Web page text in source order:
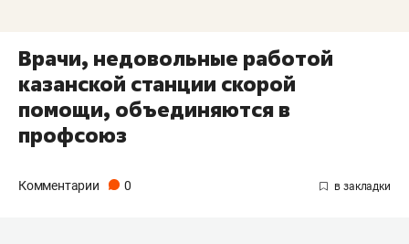
Врачи, недовольные работой
казанской станции скорой
помощи, объединяются в
профсоюз
Комментарии 0